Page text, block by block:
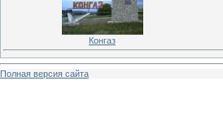
Конгаз
Полная версия сайта